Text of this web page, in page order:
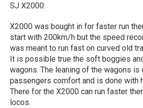
SJ X2000:
X2000 was bought in for faster run
start with 200km/h but the speed
was meant to run fast on curved old
It is possible true the soft boggies
wagons. The leaning of the wagons is
passengers comfort and is done with
There for the X2000 can run faster
locos.